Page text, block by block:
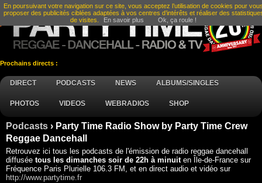
Prochains directs :
DIRECT PODCASTS NEWS ALBUMS/SINGLES
PHOTOS VIDEOS WEBRADIOS SHOP
Podcasts › Party Time Radio Show by Party Time Crew
Reggae Dancehall
Retrouvez ici tous les podcasts de l'émission de radio reggae dancehall
diffusée tous les dimanches soir de 22h à minuiten Île-de-France sur
Fréquence Paris Plurielle 106.3 FM, et en direct audio et vidéo sur
http://www.partytime.fr
En poursuivant votre navigation sur ce site, vous acceptez l’utilisation de cookies pour
proposer des publicités ciblées adaptées à vos centres d’intérêts et réaliser des
de visites.
En savoir plus Ok, ça roule !